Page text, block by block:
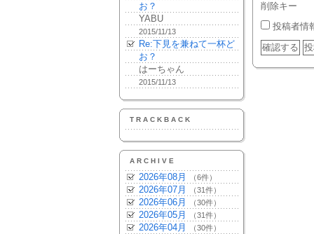
お？
YABU
2015/11/13
Re:下見を兼ねて一杯ど
お？
はーちゃん
2015/11/13
TRACKBACK
ARCHIVE
2026年08月 （6件）
2026年07月 （31件）
2026年06月 （30件）
2026年05月 （31件）
2026年04月 （30件）
削除キー
投稿者情